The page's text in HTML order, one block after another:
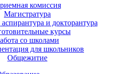
комиссия
Магистратура
и докторантура
курсы
со школами
для школьников
Общежитие